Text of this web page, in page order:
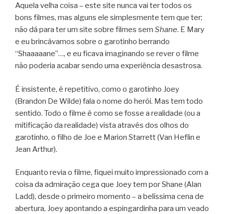
Aquela velha coisa – este site nunca vai ter todos os
bons filmes, mas alguns ele simplesmente tem que ter;
não dá para ter um site sobre filmes sem Shane. E Mary
e eu brincávamos sobre o garotinho berrando
“Shaaaaane”…, e eu ficava imaginando se rever o filme
não poderia acabar sendo uma experiência desastrosa.
É insistente, é repetitivo, como o garotinho Joey
(Brandon De Wilde) fala o nome do herói. Mas tem todo
sentido. Todo o filme é como se fosse a realidade (ou a
mitificação da realidade) vista através dos olhos do
garotinho, o filho de Joe e Marion Starrett (Van Heflin e
Jean Arthur).
Enquanto revia o filme, fiquei muito impressionado com a
coisa da admiração cega que Joey tem por Shane (Alan
Ladd), desde o primeiro momento – a belíssima cena de
abertura, Joey apontando a espingardinha para um veado